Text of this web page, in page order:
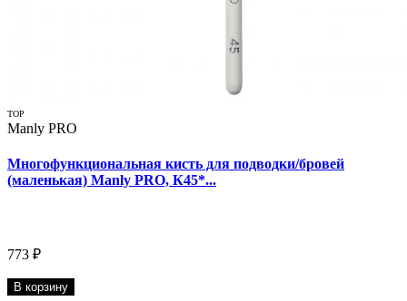
TOP
Manly PRO
Многофункциональная кисть для подводки/бровей
(маленькая) Manly PRO, К45*...
773 ₽
В корзину